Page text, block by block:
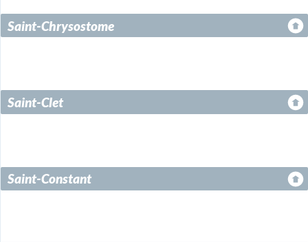
Saint-Chrysostome
Saint-Clet
Saint-Constant